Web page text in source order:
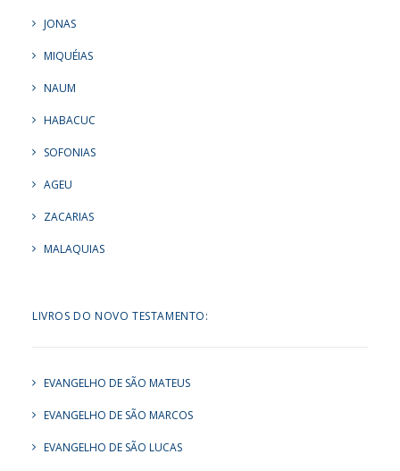
JONAS
MIQUÉIAS
NAUM
HABACUC
SOFONIAS
AGEU
ZACARIAS
MALAQUIAS
LIVROS DO NOVO TESTAMENTO:
EVANGELHO DE SÃO MATEUS
EVANGELHO DE SÃO MARCOS
EVANGELHO DE SÃO LUCAS